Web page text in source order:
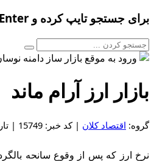
برای جستجو تایپ کرده و Enter را بزنید
بازار ارز آرام ماند
گروه: اقتصاد کلان | کد خبر: 15749 | تاریخ: ۳ خرداد ۱۴۰۳ - ۱۲:۴۴
نرخ ارز که پس از وقوع سانحه